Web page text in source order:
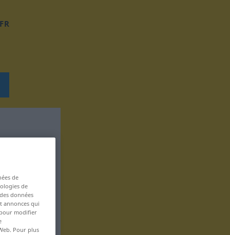
FR
de
de
données
annonces qui
modifier
Pour plus